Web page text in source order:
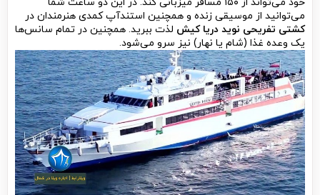
می‌توانید از موسیقی زنده و همچنین استندآپ کمدی هنرمندان در
کشتی تفریحی نوید دریا کیش لذت ببرید. همچنین در تمام سانس‌ها
یک وعده غذا (شام یا نهار) نیز سرو می‌شود.